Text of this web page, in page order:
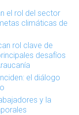
el rol del sector
climáticas de
rol clave de
desafíos
el diálogo
y la